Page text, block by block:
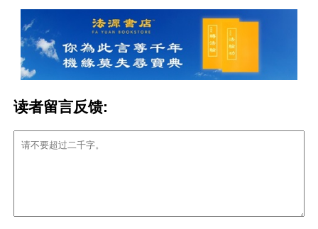
读者留言反馈: